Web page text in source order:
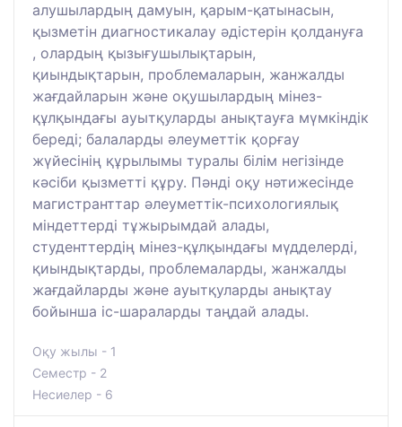
алушылардың дамуын, қарым-қатынасын,
қызметін диагностикалау әдістерін қолдануға
, олардың қызығушылықтарын,
қиындықтарын, проблемаларын, жанжалды
жағдайларын және оқушылардың мінез-
құлқындағы ауытқуларды анықтауға мүмкіндік
береді; балаларды әлеуметтік қорғау
жүйесінің құрылымы туралы білім негізінде
кәсіби қызметті құру. Пәнді оқу нәтижесінде
магистранттар әлеуметтік-психологиялық
міндеттерді тұжырымдай алады,
студенттердің мінез-құлқындағы мүдделерді,
қиындықтарды, проблемаларды, жанжалды
жағдайларды және ауытқуларды анықтау
бойынша іс-шараларды таңдай алады.
Оқу жылы - 1
Семестр - 2
Несиелер - 6